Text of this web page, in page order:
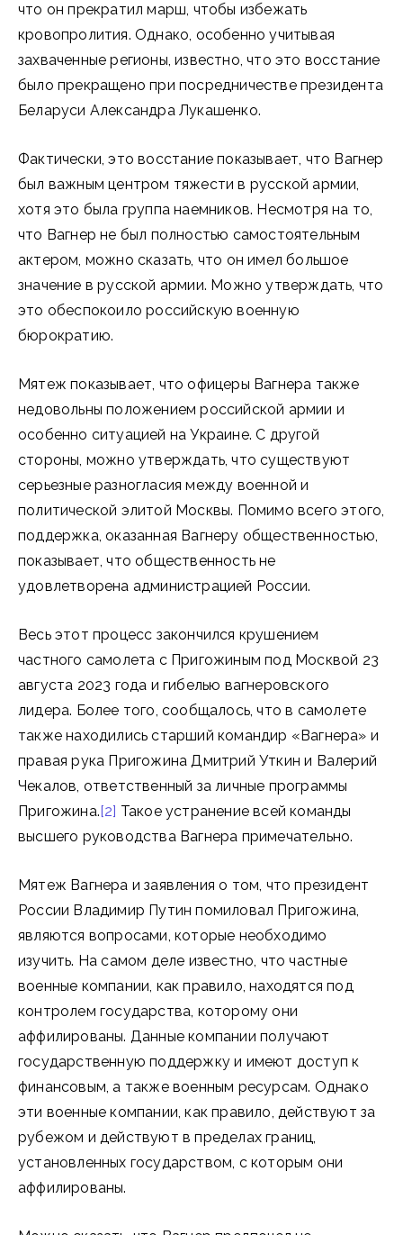
что он прекратил марш, чтобы избежать
кровопролития. Однако, особенно учитывая
захваченные регионы, известно, что это восстание
было прекращено при посредничестве президента
Беларуси Александра Лукашенко.
Фактически, это восстание показывает, что Вагнер
был важным центром тяжести в русской армии,
хотя это была группа наемников. Несмотря на то,
что Вагнер не был полностью самостоятельным
актером, можно сказать, что он имел большое
значение в русской армии. Можно утверждать, что
это обеспокоило российскую военную
бюрократию.
Мятеж показывает, что офицеры Вагнера также
недовольны положением российской армии и
особенно ситуацией на Украине. С другой
стороны, можно утверждать, что существуют
серьезные разногласия между военной и
политической элитой Москвы. Помимо всего этого,
поддержка, оказанная Вагнеру общественностью,
показывает, что общественность не
удовлетворена администрацией России.
Весь этот процесс закончился крушением
частного самолета с Пригожиным под Москвой 23
августа 2023 года и гибелью вагнеровского
лидера. Более того, сообщалось, что в самолете
также находились старший командир «Вагнера» и
правая рука Пригожина Дмитрий Уткин и Валерий
Чекалов, ответственный за личные программы
Пригожина.[2] Такое устранение всей команды
высшего руководства Вагнера примечательно.
Мятеж Вагнера и заявления о том, что президент
России Владимир Путин помиловал Пригожина,
являются вопросами, которые необходимо
изучить. На самом деле известно, что частные
военные компании, как правило, находятся под
контролем государства, которому они
аффилированы. Данные компании получают
государственную поддержку и имеют доступ к
финансовым, а также военным ресурсам. Однако
эти военные компании, как правило, действуют за
рубежом и действуют в пределах границ,
установленных государством, с которым они
аффилированы.